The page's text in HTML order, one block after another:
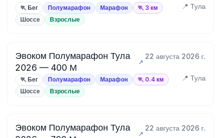
🏃 Бег Полумарафон Марафон 🏃 3 км 📍 Тула
Шоссе Взрослые
Эвоком Полумарафон Тула
2026 — 400 М
22 августа 2026 г.
🏃 Бег Полумарафон Марафон 🏃 0.4 км 📍 Тула
Шоссе Взрослые
Эвоком Полумарафон Тула
22 августа 2026 г.